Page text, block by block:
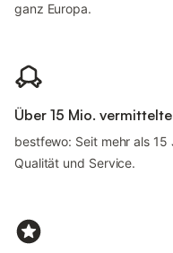
ganz Europa.
Über 15 Mio.
bestfewo: Seit mehr als
Qualität und Service.